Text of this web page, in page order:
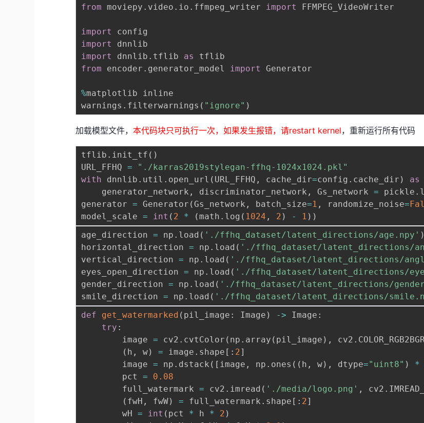
from moviepy . video . io . ffmpeg_writer import FFMPEG_VideoWriter
import
import
import
dnnlib . tflib as
from encoder . generator_model import Generator
%matplotlib inline
warnings . filterwarnings ( "ignore" )
加载模型文件，本代码块只可执行一次，如果发生报错，请restart kernel，重新运行所有代码
tflib . init_tf ( )
URL_FFHQ =
"./karras2019stylegan-ffhq-1024x1024.pkl"
with dnnlib . util . open_url ( URL_FFHQ , cache_dir=config . cache_dir ) as
    generator_network
, discriminator_network , Gs_network = pickle .
generator = Generator (Gs_network , batch_size=1 , randomize_noise=
model_scale = int ( 2 * ( math . log ( 1024 , 2 ) - 1 ) )
age_direction = np . load ( './ffhq_dataset/latent_directions/age.npy' )
horizontal_direction = np . load ( './ffhq_dataset/latent_directions/
vertical_direction = np . load ( './ffhq_dataset/latent_directions/
eyes_open_direction = np . load ( './ffhq_dataset/latent_directions/
gender_direction = np . load ( './ffhq_dataset/latent_directions/
smile_direction = np . load ( './ffhq_dataset/latent_directions/
def
get_watermarked ( pil_image : Image ) -> Image :
try :
        image
= cv2 . cvtColor ( np . array ( pil_image ) , cv2 . COLOR_RGB2BGR
( h , w) = image . shape [ : 2]
        image
= np . dstack ( [ image , np . ones ( ( h , w) , dtype="uint8" ) *
        pct
=
0.08
        full_watermark
= cv2 . imread ( './media/logo.png' , cv2 .
( fwH , fwW) = full_watermark . shape [ : 2]
        wH
= int ( pct * h * 2 )